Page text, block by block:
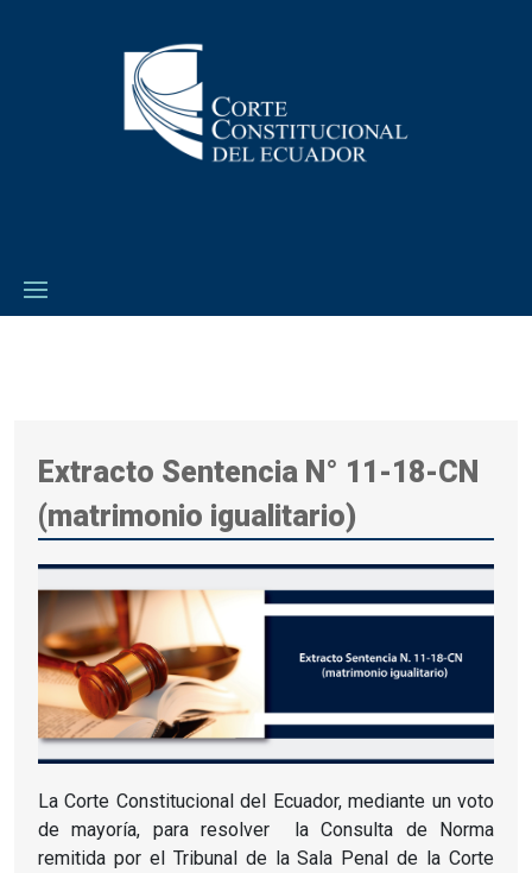
Extracto Sentencia N° 11-18-CN
(matrimonio igualitario)
La Corte Constitucional del Ecuador, mediante un voto
de mayoría, para resolver la Consulta de Norma
remitida por el Tribunal de la Sala Penal de la Corte